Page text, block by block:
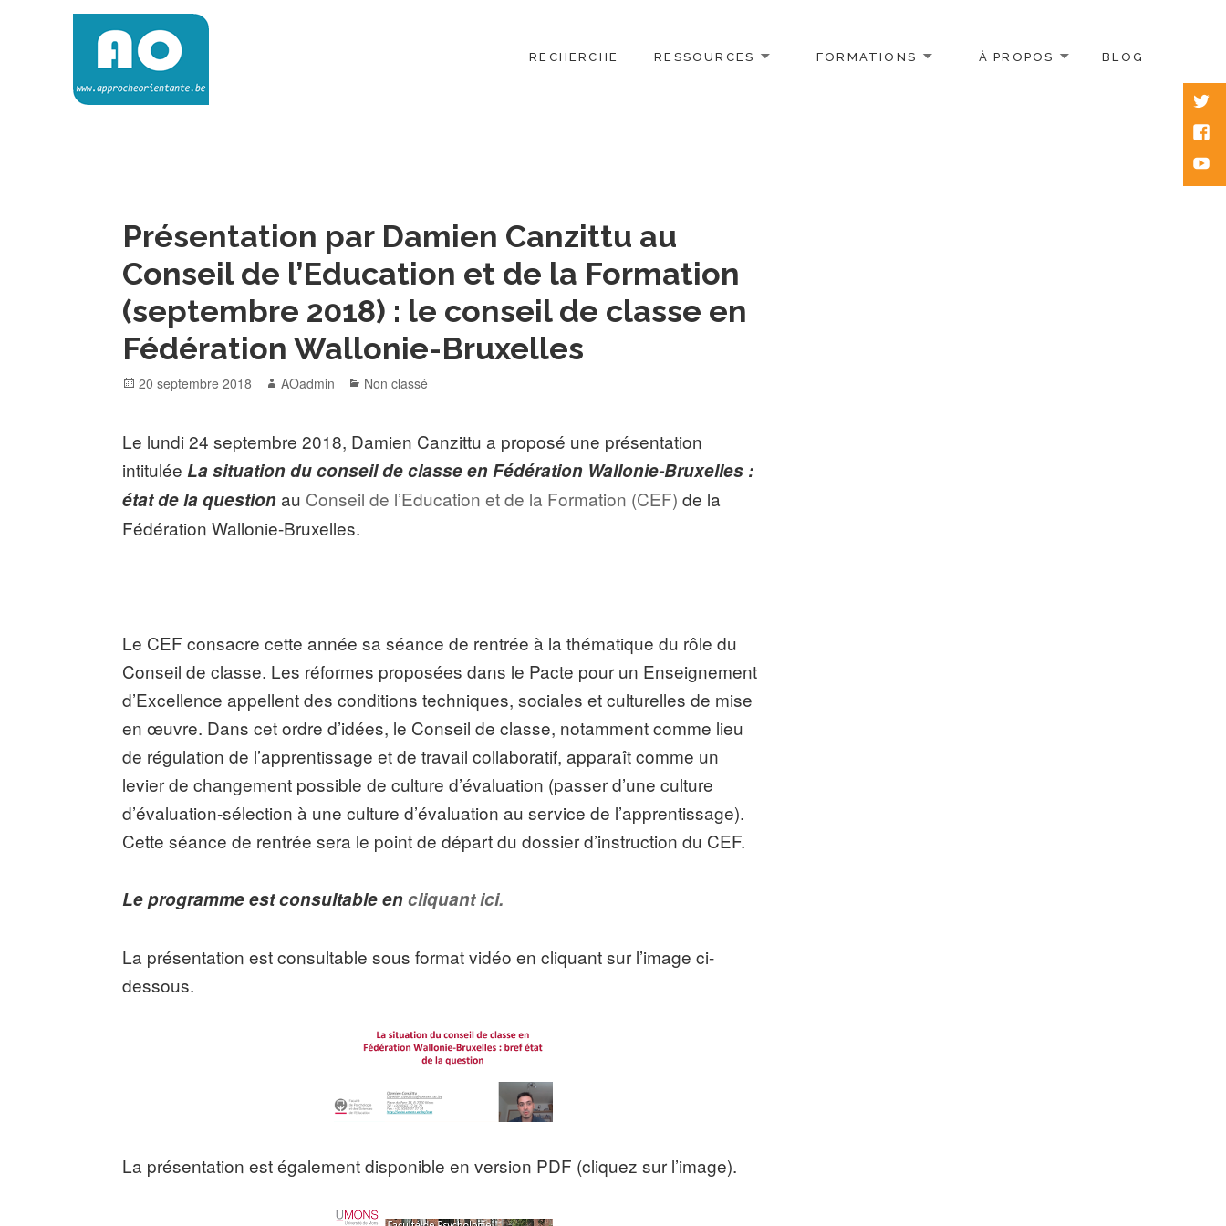
RECHERCHE RESSOURCES FORMATIONS À PROPOS BLOG
Présentation par Damien Canzittu au
Conseil de l’Education et de la Formation
(septembre 2018) : le conseil de classe en
Fédération Wallonie-Bruxelles
Posted
20 septembre 2018 Author
AOadmin Categories
Non classé
Le lundi 24 septembre 2018, Damien Canzittu a proposé une présentation
intitulée La situation du conseil de classe en Fédération Wallonie-Bruxelles :
état de la questionau Conseil de l’Education et de la Formation (CEF) de la
Fédération Wallonie-Bruxelles.
Le CEF consacre cette année sa séance de rentrée à la thématique du rôle du
Conseil de classe. Les réformes proposées dans le Pacte pour un Enseignement
d’Excellence appellent des conditions techniques, sociales et culturelles de mise
en œuvre. Dans cet ordre d’idées, le Conseil de classe, notamment comme lieu
de régulation de l’apprentissage et de travail collaboratif, apparaît comme un
levier de changement possible de culture d’évaluation (passer d’une culture
d’évaluation-sélection à une culture d’évaluation au service de l’apprentissage).
Cette séance de rentrée sera le point de départ du dossier d’instruction du CEF.
Le programme est consultable encliquant ici.
La présentation est consultable sous format vidéo en cliquant sur l’image ci-
dessous.
La présentation est également disponible en version PDF (cliquez sur l’image).